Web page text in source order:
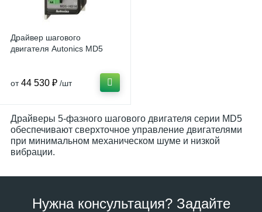
Драйвер шагового
двигателя Autonics MD5
от 44 530 ₽ /шт
Драйверы 5-фазного шагового двигателя серии MD5
обеспечивают сверхточное управление двигателями
при минимальном механическом шуме и низкой
вибрации.
Нужна консультация? Задайте